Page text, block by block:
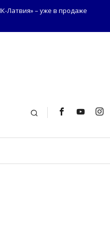
Латвия» – уже в продаже
Поиск